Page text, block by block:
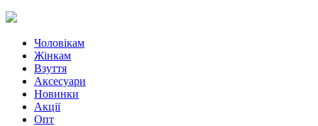
Чоловікам
Жінкам
Взуття
Аксесуари
Новинки
Акції
Опт